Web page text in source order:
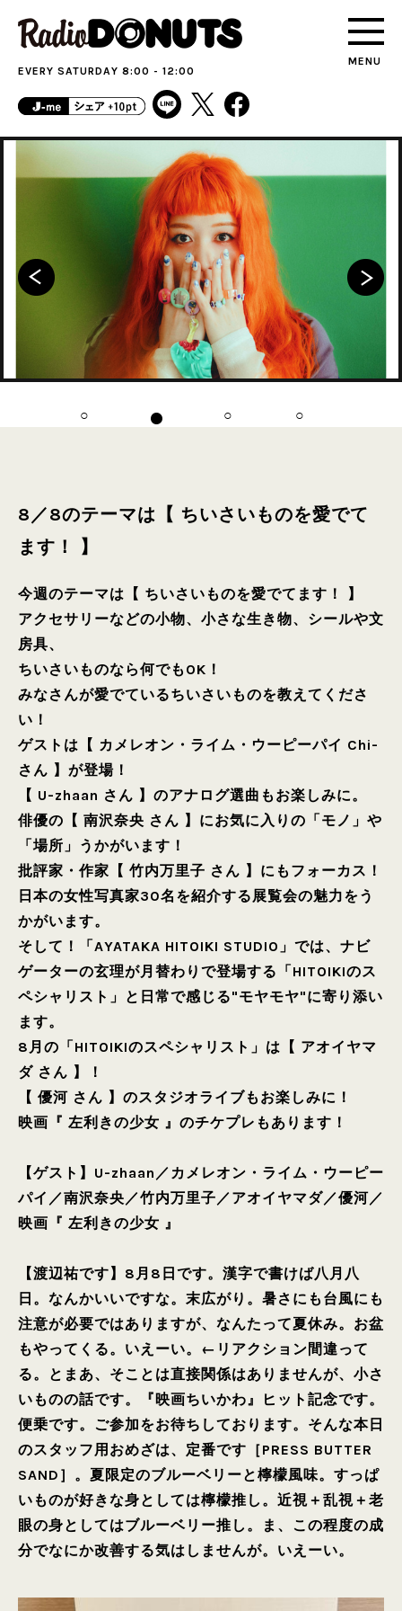
MENU
EVERY SATURDAY 8:00 - 12:00
8／8のテーマは【 ちいさいものを愛でて
ます！ 】
今週のテーマは【 ちいさいものを愛でてます！ 】
アクセサリーなどの小物、小さな生き物、シールや文
房具、
ちいさいものなら何でもOK！
みなさんが愛でているちいさいものを教えてくださ
い！
ゲストは【 カメレオン・ライム・ウーピーパイ Chi-
さん 】が登場！
【 U-zhaan さん 】のアナログ選曲もお楽しみに。
俳優の【 南沢奈央 さん 】にお気に入りの「モノ」や
「場所」うかがいます！
批評家・作家【 竹内万里子 さん 】にもフォーカス！
日本の女性写真家30名を紹介する展覧会の魅力をう
かがいます。
そして！「AYATAKA HITOIKI STUDIO」では、ナビ
ゲーターの玄理が月替わりで登場する「HITOIKIのス
ペシャリスト」と日常で感じる"モヤモヤ"に寄り添い
ます。
8月の「HITOIKIのスペシャリスト」は【 アオイヤマ
ダ さん 】！
【 優河 さん 】のスタジオライブもお楽しみに！
映画『 左利きの少女 』のチケプレもあります！
【ゲスト】 U-zhaan ／カメレオン・ライム・ウーピー
パイ ／南沢奈央／竹内万里子／アオイヤマダ／優河／
映画『 左利きの少女 』
【渡辺祐です】8月8日です。漢字で書けば八月八
日。なんかいいですな。末広がり。暑さにも台風にも
注意が必要ではありますが、なんたって夏休み。お盆
もやってくる。いえーい。←リアクション間違って
る。とまあ、そことは直接関係はありませんが、小さ
いものの話です。『映画ちいかわ』ヒット記念です。
便乗です。ご参加をお待ちしております。そんな本日
のスタッフ用おめざは、定番です［PRESS BUTTER
SAND］。夏限定のブルーベリーと檸檬風味。すっぱ
いものが好きな身としては檸檬推し。近視＋乱視＋老
眼の身としてはブルーベリー推し。ま、この程度の成
分でなにか改善する気はしませんが。いえーい。